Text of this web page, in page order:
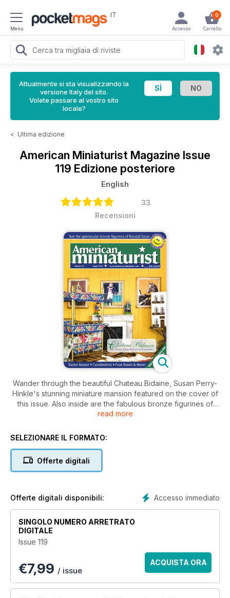
Menu
IT 0
Carrello
Accesso
Attualmente si sta visualizzando la
versione Italy del sito.
Volete passare al vostro sito
locale?
< Ultima edizione
American Miniaturist Magazine Issue
119 Edizione posteriore
English
33
Recensioni
Wander through the beautiful Chateau Bidaine, Susan Perry-
Hinkle's stunning miniature mansion featured on the cover of
this issue. Also inside are the fabulous bronze figurines of
Randall Zadar, and Rhea Avery's miniature Wonders of the
scene, colorful linens, building a terrace, and more. Enjoy!
read more
SELEZIONARE IL FORMATO:
Offerte digitali
Accesso immediato
Offerte digitali disponibili:
SINGOLO NUMERO ARRETRATO
DIGITALE
Issue 119
€7,99 / issue
ACQUISTA ORA